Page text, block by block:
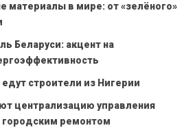
материалы в мире: от «зелёного»
Беларуси: акцент на
строители из Нигерии
централизацию управления
городским ремонтом